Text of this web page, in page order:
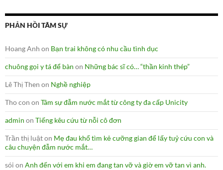
PHẢN HỒI TÂM SỰ
Hoang Anh on Bạn trai không có nhu cầu tình dục
chuông gọi y tá để bàn on Những bác sĩ có… “thần kinh thép”
Lê Thị Then on Nghề nghiệp
Tho con on Tâm sự đẫm nước mắt từ công ty đa cấp Unicity
admin on Tiếng kêu cứu từ nỗi cô đơn
Trần thị luậton Mẹ đau khổ tìm kẻ cưỡng gian để lấy tuỷ cứu con và
câu chuyện đẫm nước mắt…
sói on Anh đến với em khi em đang tan vỡ và giờ em vỡ tan vì anh.